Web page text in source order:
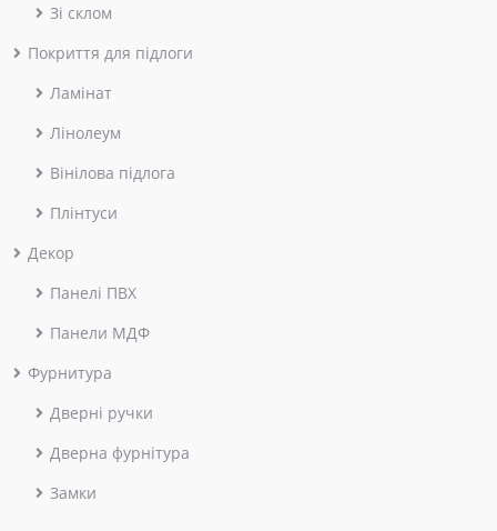
Зі склом
Покриття для підлоги
Ламінат
Лінолеум
Вінілова підлога
Плінтуси
Декор
Панелі ПВХ
Панели МДФ
Фурнитура
Дверні ручки
Дверна фурнітура
Замки